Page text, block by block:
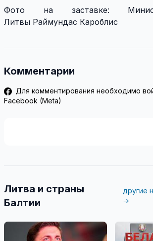
Фото на заставке:
Литвы Раймундас Кароблис
Комментарии
Для комментирования необходимо
Facebook (Meta)
Литва и страны
Балтии
другие
→